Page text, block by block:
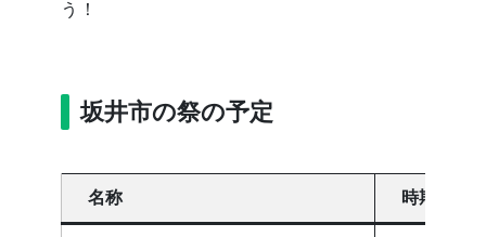
う！
坂井市の祭の予定
名称 時期